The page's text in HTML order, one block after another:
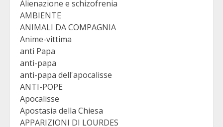
Alienazione e schizofrenia
AMBIENTE
ANIMALI DA COMPAGNIA
Anime-vittima
anti Papa
anti-papa
anti-papa dell'apocalisse
ANTI-POPE
Apocalisse
Apostasia della Chiesa
APPARIZIONI DI LOURDES